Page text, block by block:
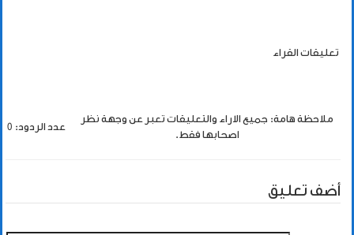
تعليقات القراء
ملاحظة هامة: جميع الاراء والتعليقات تعبر عن وجهة نظر
اصحابها فقط.
عدد الردود: 0
أضف تعليق